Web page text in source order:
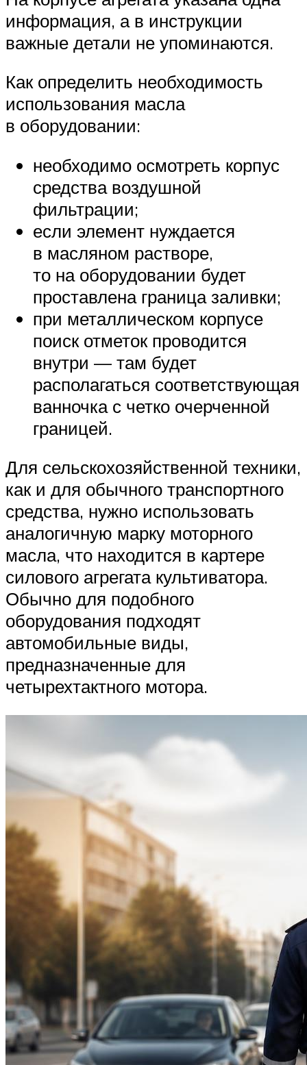
информация, а в инструкции
важные детали не упоминаются.
Как определить необходимость
использования масла
в оборудовании:
необходимо осмотреть корпус
средства воздушной
фильтрации;
если элемент нуждается
в масляном растворе,
то на оборудовании будет
проставлена граница заливки;
при металлическом корпусе
поиск отметок проводится
внутри — там будет
располагаться соответствующая
ванночка с четко очерченной
границей.
Для сельскохозяйственной техники,
как и для обычного транспортного
средства, нужно использовать
аналогичную марку моторного
масла, что находится в картере
силового агрегата культиватора.
Обычно для подобного
оборудования подходят
автомобильные виды,
предназначенные для
четырехтактного мотора.